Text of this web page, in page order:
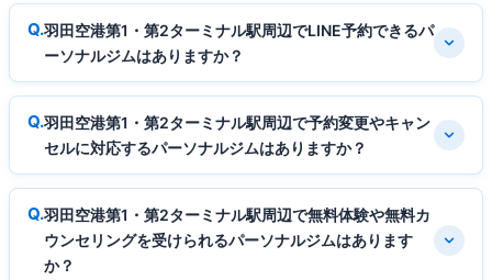
羽田空港第1・第2ターミナル駅周辺でLINE予約できるパ
ーソナルジムはありますか？
羽田空港第1・第2ターミナル駅周辺で予約変更やキャン
セルに対応するパーソナルジムはありますか？
羽田空港第1・第2ターミナル駅周辺で無料体験や無料カ
ウンセリングを受けられるパーソナルジムはあります
か？